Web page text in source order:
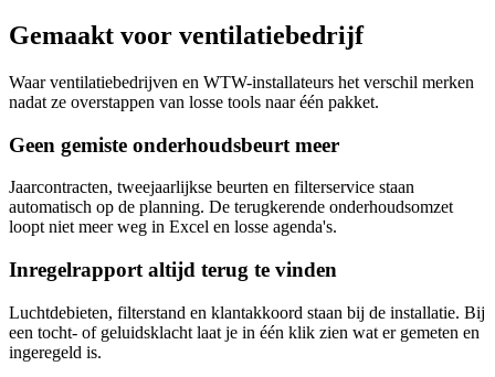
Gemaakt voor ventilatiebedrijf
Waar ventilatiebedrijven en WTW-installateurs het verschil merken
nadat ze overstappen van losse tools naar één pakket.
Geen gemiste onderhoudsbeurt meer
Jaarcontracten, tweejaarlijkse beurten en filterservice staan
automatisch op de planning. De terugkerende onderhoudsomzet
loopt niet meer weg in Excel en losse agenda's.
Inregelrapport altijd terug te vinden
Luchtdebieten, filterstand en klantakkoord staan bij de installatie. Bij
een tocht- of geluidsklacht laat je in één klik zien wat er gemeten en
ingeregeld is.